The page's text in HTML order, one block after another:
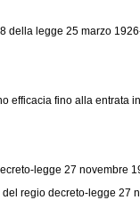
legge 25 marzo
fino alla entrata
legge 27 novembre
regio decreto-legge